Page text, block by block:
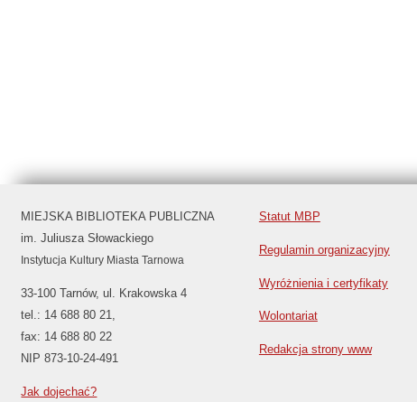
MIEJSKA BIBLIOTEKA PUBLICZNA
im. Juliusza Słowackiego
Instytucja Kultury Miasta Tarnowa
33-100 Tarnów, ul. Krakowska 4
tel.: 14 688 80 21,
fax: 14 688 80 22
NIP 873-10-24-491
Jak dojechać?
Statut MBP
Regulamin organizacyjny
Wyróżnienia i certyfikaty
Wolontariat
Redakcja strony www